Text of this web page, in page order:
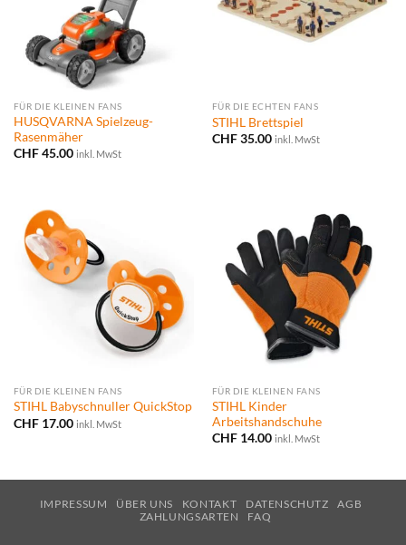
FÜR DIE KLEINEN FANS
HUSQVARNA Spielzeug-
Rasenmäher
CHF45.00 inkl. MwSt
FÜR DIE ECHTEN FANS
STIHL Brettspiel
CHF35.00 inkl. MwSt
FÜR DIE KLEINEN FANS
STIHL Babyschnuller QuickStop
CHF17.00 inkl. MwSt
FÜR DIE KLEINEN FANS
STIHL Kinder
Arbeitshandschuhe
CHF14.00 inkl. MwSt
IMPRESSUM ÜBER UNS KONTAKT DATENSCHUTZ
AGB
ZAHLUNGSARTEN
FAQ